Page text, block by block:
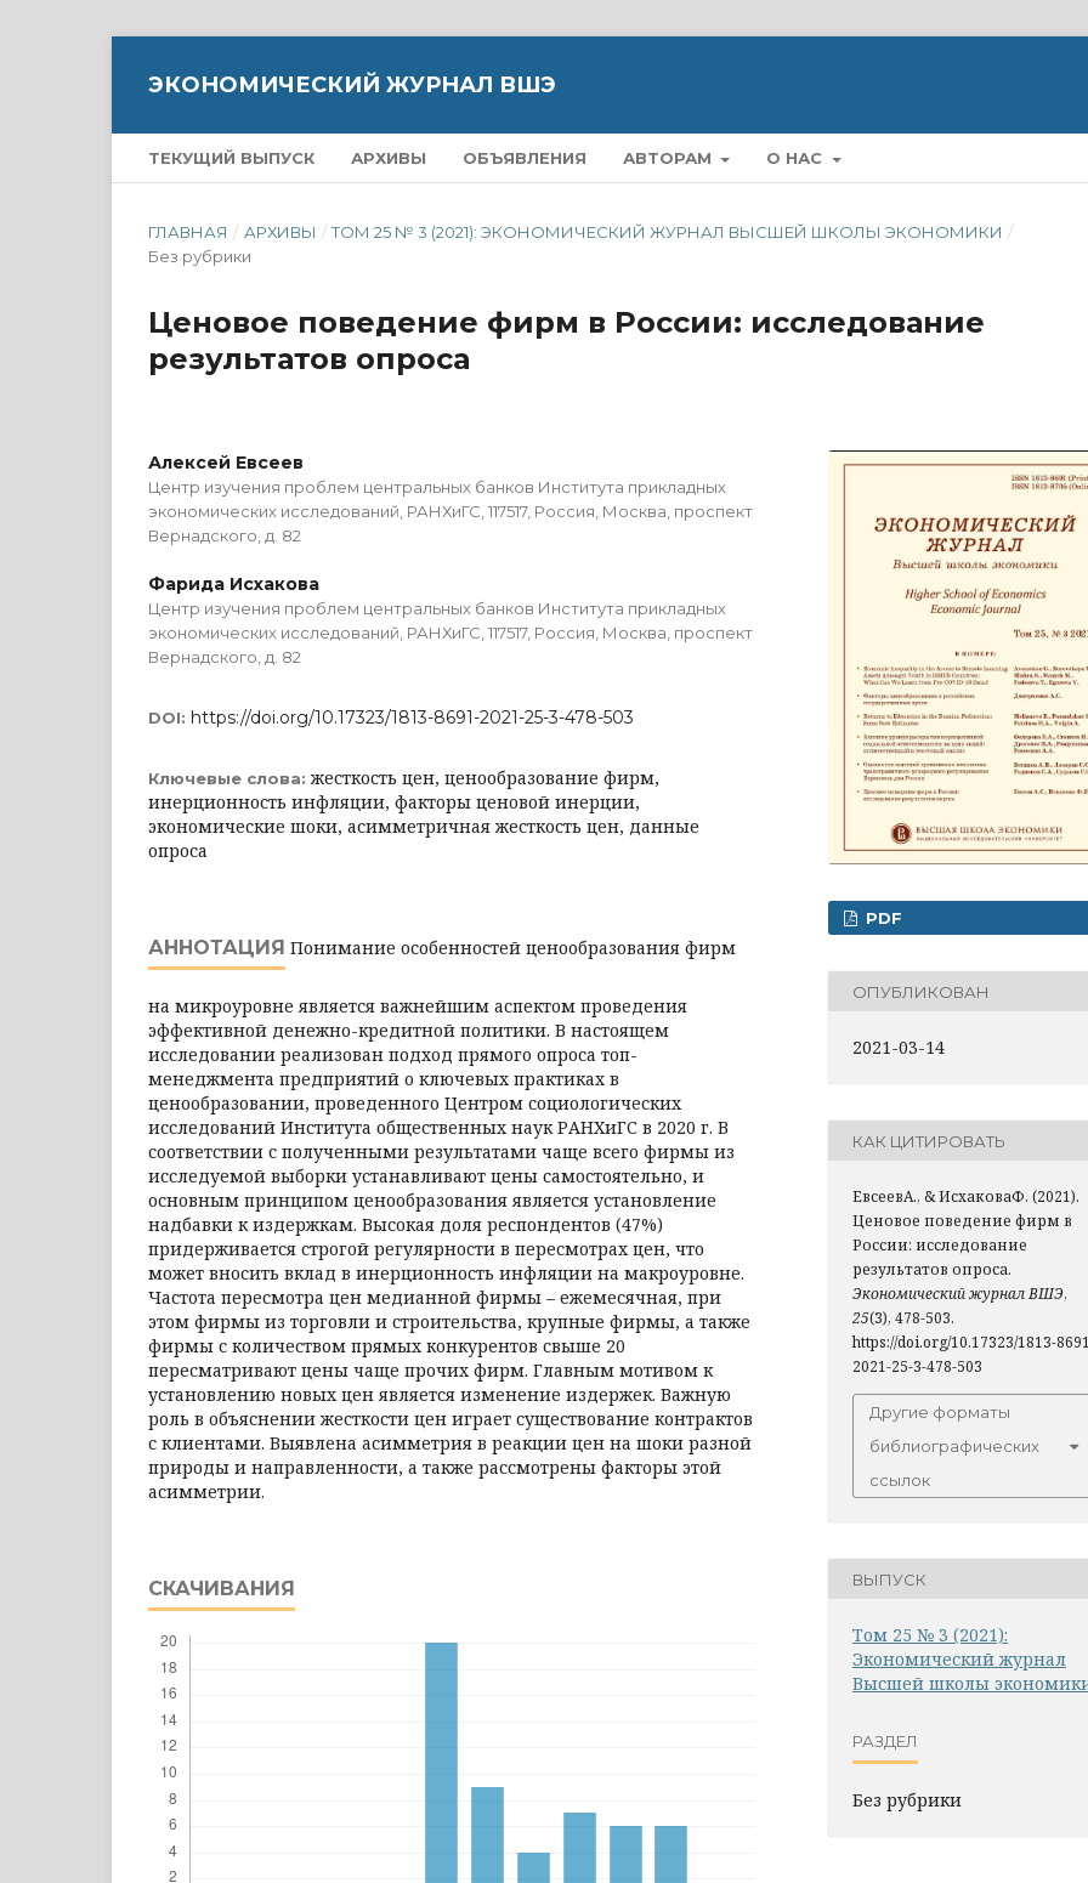
ЭКОНОМИЧЕСКИЙ ЖУРНАЛ ВШЭ
ТЕКУЩИЙ ВЫПУСК АРХИВЫ ОБЪЯВЛЕНИЯ АВТОРАМ О НАС
ГЛАВНАЯ / АРХИВЫ / ТОМ 25 № 3 (2021): ЭКОНОМИЧЕСКИЙ ЖУРНАЛ ВЫСШЕЙ ШКОЛЫ ЭКОНОМИКИ /
Без рубрики
Ценовое поведение фирм в России: исследование
результатов опроса
Алексей Евсеев
Центр изучения проблем центральных банков Института прикладных
экономических исследований, РАНХиГС, 117517, Россия, Москва, проспект
Вернадского, д. 82
Фарида Исхакова
Центр изучения проблем центральных банков Института прикладных
экономических исследований, РАНХиГС, 117517, Россия, Москва, проспект
Вернадского, д. 82
DOI: https://doi.org/10.17323/1813-8691-2021-25-3-478-503
Ключевые слова: жесткость цен, ценообразование фирм,
инерционность инфляции, факторы ценовой инерции,
экономические шоки, асимметричная жесткость цен, данные
опроса
АННОТАЦИЯ Понимание особенностей ценообразования фирм
на микроуровне является важнейшим аспектом проведения
эффективной денежно-кредитной по­литики. В настоящем
исследовании реализован подход прямого опроса топ-
менеджмента предприятий о ключевых практиках в
ценообразовании, проведенного Центром социологических
исследований Института общественных наук РАНХиГС в 2020 г. В
соответствии с полученными результатами чаще всего фирмы из
исследуемой выборки устанавливают цены самостоятельно, и
основным принципом ценообразования является установление
надбавки к издержкам. Высокая доля респондентов (47%)
придерживается строгой ре­гулярности в пересмотрах цен, что
может вносить вклад в инерционность инфляции на макроуровне.
Частота пересмотра цен медианной фирмы – ежемесячная, при
этом фирмы из торговли и строительства, крупные фирмы, а также
фирмы с количеством прямых конкурентов свыше 20
пересматривают цены чаще прочих фирм. Главным мотивом к
установлению новых цен является изменение издержек. Важную
роль в объяснении жесткости цен играет существование контрактов
с клиентами. Выявлена асимметрия в реакции цен на шоки разной
природы и направленности, а также рассмотрены факторы этой
асимметрии.
СКАЧИВАНИЯ
PDF
ОПУБЛИКОВАН
2021-03-14
КАК ЦИТИРОВАТЬ
ЕвсеевА., & ИсхаковаФ. (2021).
Ценовое поведение фирм в
России: исследование
результатов опроса.
Экономический журнал ВШЭ,
25(3), 478-503.
https://doi.org/10.17323/1813-
2021-25-3-478-503
Другие форматы
библиографических
ссылок
ВЫПУСК
Том 25 № 3 (2021):
Экономический журнал
Высшей школы
РАЗДЕЛ
Без рубрики